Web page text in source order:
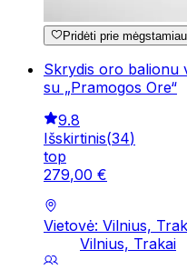
Pridėti prie
Skrydis oro balionu
su „Pramogos Ore“
9.8
Išskirtinis(34)
top
279,00 €
Vietovė: Vilnius,
Vilnius, Trakai